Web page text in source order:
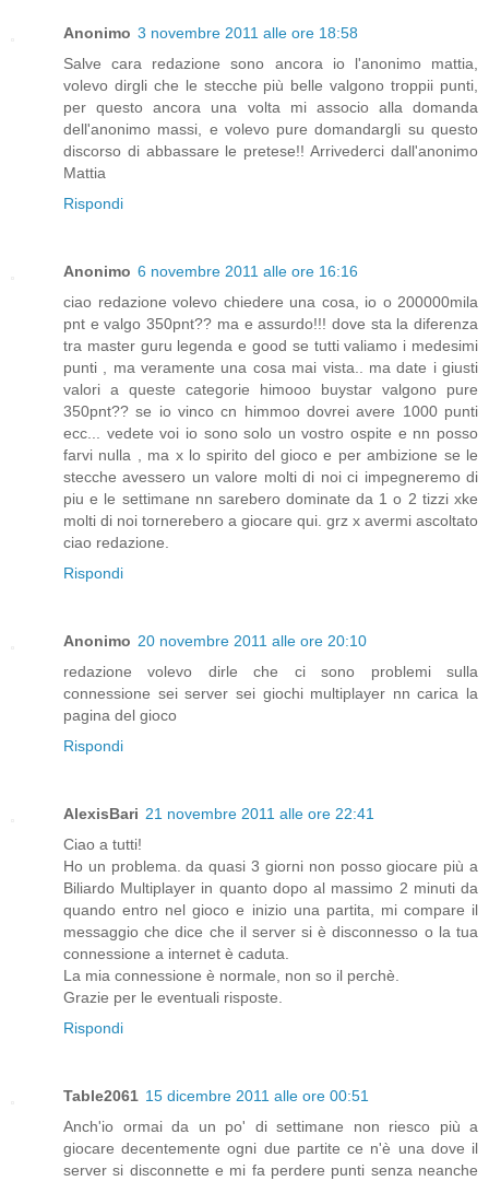
Anonimo 3 novembre 2011 alle ore 18:58
Salve cara redazione sono ancora io l'anonimo mattia,
volevo dirgli che le stecche più belle valgono troppii punti,
per questo ancora una volta mi associo alla domanda
dell'anonimo massi, e volevo pure domandargli su questo
discorso di abbassare le pretese!! Arrivederci dall'anonimo
Mattia
Rispondi
Anonimo 6 novembre 2011 alle ore 16:16
ciao redazione volevo chiedere una cosa, io o 200000mila
pnt e valgo 350pnt?? ma e assurdo!!! dove sta la diferenza
tra master guru legenda e good se tutti valiamo i medesimi
punti , ma veramente una cosa mai vista.. ma date i giusti
valori a queste categorie himooo buystar valgono pure
350pnt?? se io vinco cn himmoo dovrei avere 1000 punti
ecc... vedete voi io sono solo un vostro ospite e nn posso
farvi nulla , ma x lo spirito del gioco e per ambizione se le
stecche avessero un valore molti di noi ci impegneremo di
piu e le settimane nn sarebero dominate da 1 o 2 tizzi xke
molti di noi tornerebero a giocare qui. grz x avermi ascoltato
ciao redazione.
Rispondi
Anonimo 20 novembre 2011 alle ore 20:10
redazione volevo dirle che ci sono problemi sulla
connessione sei server sei giochi multiplayer nn carica la
pagina del gioco
Rispondi
AlexisBari 21 novembre 2011 alle ore 22:41
Ciao a tutti!
Ho un problema. da quasi 3 giorni non posso giocare più a
Biliardo Multiplayer in quanto dopo al massimo 2 minuti da
quando entro nel gioco e inizio una partita, mi compare il
messaggio che dice che il server si è disconnesso o la tua
connessione a internet è caduta.
La mia connessione è normale, non so il perchè.
Grazie per le eventuali risposte.
Rispondi
Table2061 15 dicembre 2011 alle ore 00:51
Anch'io ormai da un po' di settimane non riesco più a
giocare decentemente ogni due partite ce n'è una dove il
server si disconnette e mi fa perdere punti senza neanche